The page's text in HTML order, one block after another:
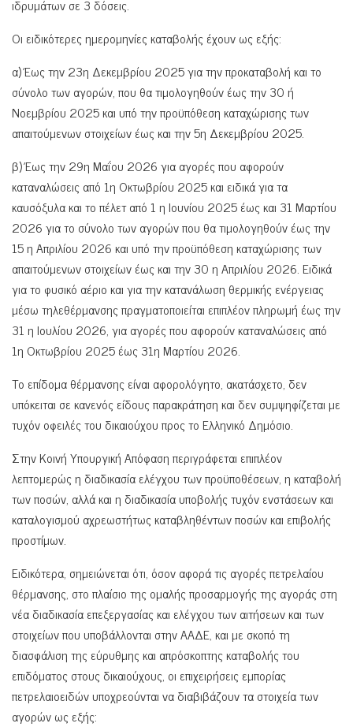
ιδρυμάτων σε 3 δόσεις.
Οι ειδικότερες ημερομηνίες καταβολής έχουν ως εξής:
α) Έως την 23η Δεκεμβρίου 2025 για την προκαταβολή και το
σύνολο των αγορών, που θα τιμολογηθούν έως την 30 ή
Νοεμβρίου 2025 και υπό την προϋπόθεση καταχώρισης των
απαιτούμενων στοιχείων έως και την 5η Δεκεμβρίου 2025.
β) Έως την 29η Μαΐου 2026 για αγορές που αφορούν
καταναλώσεις από 1η Οκτωβρίου 2025 και ειδικά για τα
καυσόξυλα και το πέλετ από 1 η Ιουνίου 2025 έως και 31 Μαρτίου
2026 για το σύνολο των αγορών που θα τιμολογηθούν έως την
15 η Απριλίου 2026 και υπό την προϋπόθεση καταχώρισης των
απαιτούμενων στοιχείων έως και την 30 η Απριλίου 2026. Ειδικά
για το φυσικό αέριο και για την κατανάλωση θερμικής ενέργειας
μέσω τηλεθέρμανσης πραγματοποιείται επιπλέον πληρωμή έως την
31 η Ιουλίου 2026, για αγορές που αφορούν καταναλώσεις από
1η Οκτωβρίου 2025 έως 31η Μαρτίου 2026.
Το επίδομα θέρμανσης είναι αφορολόγητο, ακατάσχετο, δεν
υπόκειται σε κανενός είδους παρακράτηση και δεν συμψηφίζεται με
τυχόν οφειλές του δικαιούχου προς το Ελληνικό Δημόσιο.
Στην Κοινή Υπουργική Απόφαση περιγράφεται επιπλέον
λεπτομερώς η διαδικασία ελέγχου των προϋποθέσεων, η καταβολή
των ποσών, αλλά και η διαδικασία υποβολής τυχόν ενστάσεων και
καταλογισμού αχρεωστήτως καταβληθέντων ποσών και επιβολής
προστίμων.
Ειδικότερα, σημειώνεται ότι, όσον αφορά τις αγορές πετρελαίου
θέρμανσης, στο πλαίσιο της ομαλής προσαρμογής της αγοράς στη
νέα διαδικασία επεξεργασίας και ελέγχου των αιτήσεων και των
στοιχείων που υποβάλλονται στην ΑΑΔΕ, και με σκοπό τη
διασφάλιση της εύρυθμης και απρόσκοπτης καταβολής του
επιδόματος στους δικαιούχους, οι επιχειρήσεις εμπορίας
πετρελαιοειδών υποχρεούνται να διαβιβάζουν τα στοιχεία των
αγορών ως εξής: